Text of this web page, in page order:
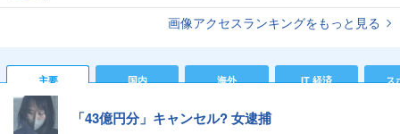
画像アクセスランキングをもっと見る
主要 国内 海外 IT 経済 ス
「43億円分」キャンセル? 女逮捕